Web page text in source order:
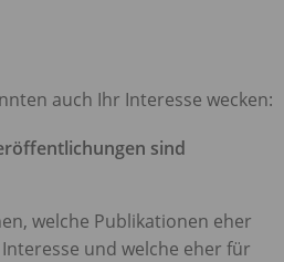
auch Ihr Interesse wecken:
sind
welche Publikationen eher
und welche eher für